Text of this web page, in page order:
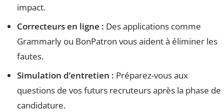
impact.
Correcteurs en ligne : Des applications comme
Grammarly ou BonPatron vous aident à éliminer les
fautes.
Simulation d’entretien : Préparez-vous aux
questions de vos futurs recruteurs après la phase de
candidature.